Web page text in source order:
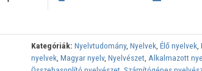
Kategóriák: Nyelvtudomány,Nyelvek,Élő nyelvek,
nyelvek,Magyar nyelv,Nyelvészet,Alkalmazott